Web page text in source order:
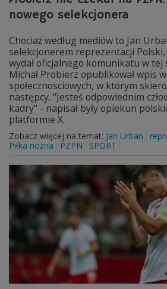
nowego selekcjonera
Chociaż według mediów to Jan
selekcjonerem reprezentacji Polski,
wydał oficjalnego komunikatu w tej
Michał Probierz opublikował wpis
społecznosciowych, w którym
następcy. "Jesteś odpowiednim
kadry" - napisał były opiekun
platformie X.
Zobacz więcej na temat: Jan Urban
Piłka nożna
PZPN SPORT